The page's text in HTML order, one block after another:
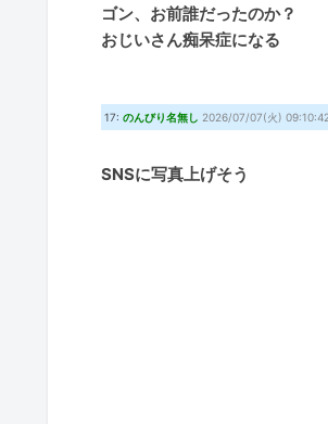
ゴン、お前誰だったのか？
おじいさん痴呆症になる
17: のんびり名無し 2026/07/07(火)
SNSに写真上げそう